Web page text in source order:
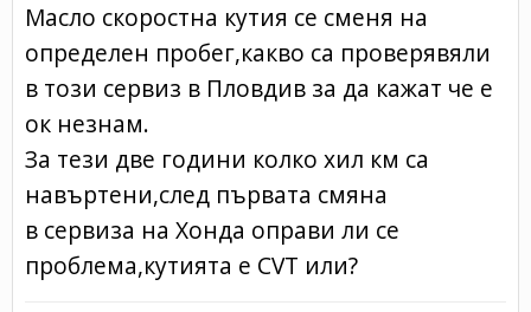
Масло cкоростна кутия се сменя на
определен пробег,какво са проверявяли
в този сервиз в Пловдив за да кажат че е
ок незнам.
За тези две години колко хил км са
навъртени,след първата смяна
в сервиза на Хонда оправи ли се
проблема,кутията е CVT или?